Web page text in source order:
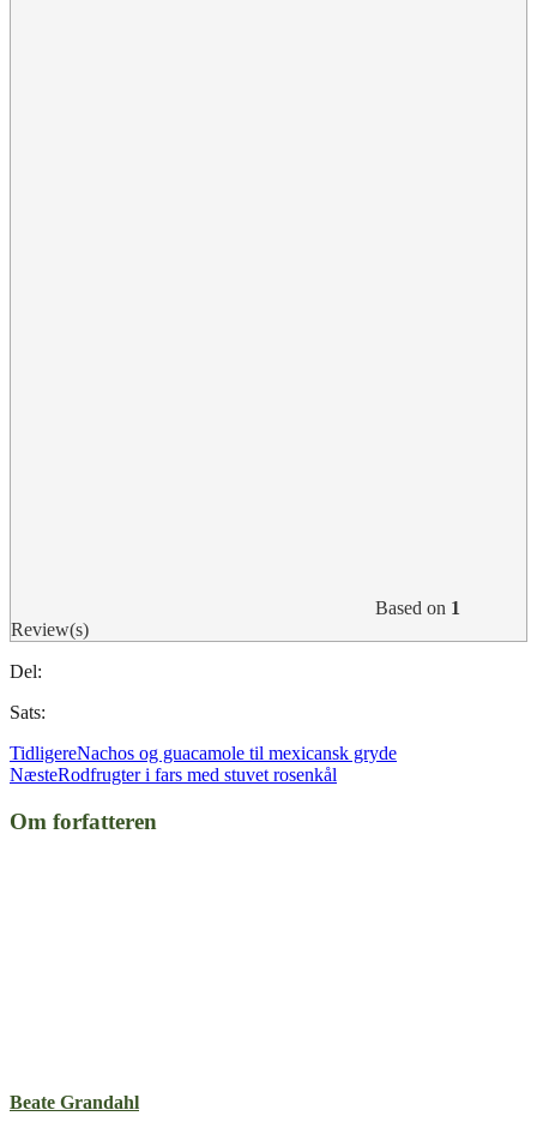
Based on 1
Review(s)
Del:
Sats:
TidligereNachos og guacamole til mexicansk gryde
NæsteRodfrugter i fars med stuvet rosenkål
Om forfatteren
Beate Grandahl